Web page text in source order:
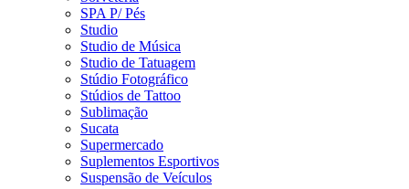
SPA P/ Pés
Studio
Studio de Música
Studio de Tatuagem
Stúdio Fotográfico
Stúdios de Tattoo
Sublimação
Sucata
Supermercado
Suplementos Esportivos
Suspensão de Veículos